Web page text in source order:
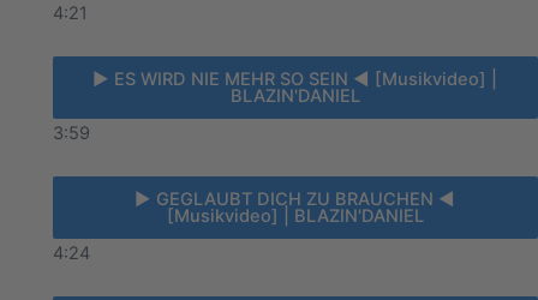
4:21
► ES WIRD NIE MEHR SO SEIN ◄ [Musikvideo] |
BLAZIN'DANIEL
3:59
► GEGLAUBT DICH ZU BRAUCHEN ◄
[Musikvideo] | BLAZIN'DANIEL
4:24